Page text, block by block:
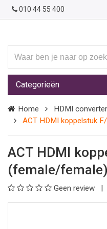
010 44 55 400
ben
je
naar
op
zoek?
Categorieën
Home
HDMI
ACT HDMI koppelstuk
ACT HDMI
(female/female)
Geen review